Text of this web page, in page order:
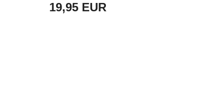
19,95 EUR